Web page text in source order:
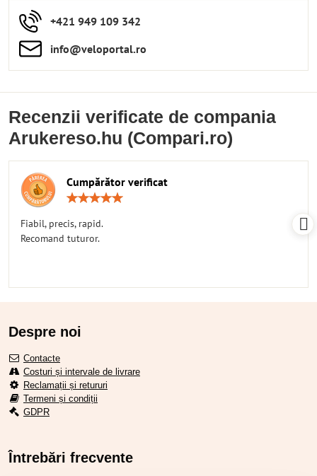
+421 949 109 342
info​​@veloportal​.ro
Recenzii verificate de compania
Arukereso.hu (Compari.ro)
Cumpărător verificat
Fiabil, precis, rapid.
Recomand tuturor.
Despre noi
Contacte
Costuri și intervale de livrare
Reclamații și retururi
Termeni și condiții
GDPR
Întrebări frecvente